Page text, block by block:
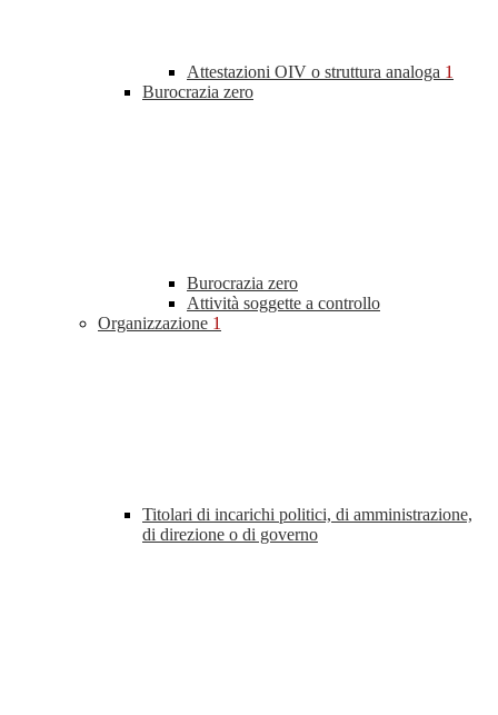
Attestazioni OIV o struttura analoga 1
Burocrazia zero
Burocrazia zero
Attività soggette a controllo
Organizzazione 1
Titolari di incarichi politici, di amministrazione,
di direzione o di governo